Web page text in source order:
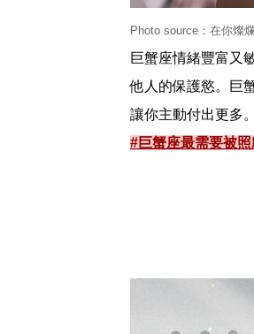
Photo source：在你燦
巨蟹座情緒豐富又
他人的保護慾。巨
讓你主動付出更多
#巨蟹座最需要被